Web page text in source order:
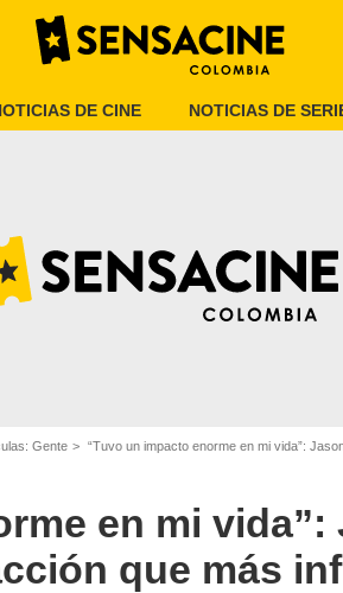
DE CINE NOTICIAS DE
Gente “Tuvo un impacto enorme en mi vida”:
en mi vida”:
que más